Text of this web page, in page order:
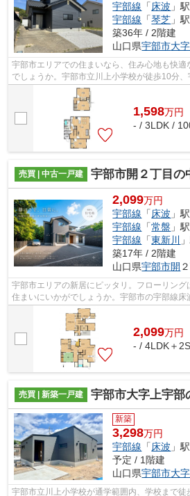
宇部線 「 床波 」
宇部線 「琴芝 」
築36年 / 2階建
山口県宇部市大
宇部市エリアでの住まいなら、住み心地も快
でしょうか。宇部市立川上小学校が徒歩10分
分の距離にあります。1,598万円の価格...
1,598万円
- / 3LDK /
売買 | 中古一戸建 宇部市開２丁目の
2,099万円
宇部線 「 床波 」
宇部線 「常盤 」
宇部線 「東新川
築17年 / 2階建
山口県宇部市開
宇部市エリアの新居にピッタリ。フローリン
住まいにいかがでしょうか。宇部市の宇部線床
るため、住まい探しを全力でサポート...
2,099万円
- / 4LDK＋
売買 | 新築一戸建 宇部市大字上宇部
新築
3,298万円
宇部線 「床波 」
予定 / 1階建
山口県宇部市大
宇部市立川上小学校が通学範囲内、学校まで